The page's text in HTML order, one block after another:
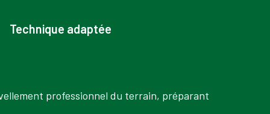
Technique adaptée
professionnel du terrain, préparant